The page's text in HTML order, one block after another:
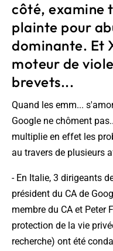
côté, examine
plainte pour
dominante. Et
moteur de
brevets...
Quand les emm...
Google ne chôment
multiplie en effet les
au travers de plusieurs
- En Italie, 3 dirigeants
président du CA de
membre du CA et Peter
protection de la vie
recherche) ont été